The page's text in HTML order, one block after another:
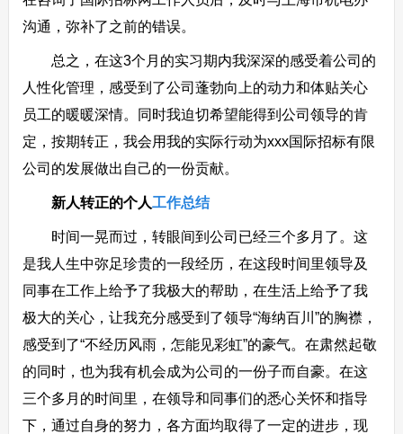
沟通，弥补了之前的错误。
总之，在这3个月的实习期内我深深的感受着公司的
人性化管理，感受到了公司蓬勃向上的动力和体贴关心
员工的暖暖深情。同时我迫切希望能得到公司领导的肯
定，按期转正，我会用我的实际行动为xxx国际招标有限
公司的发展做出自己的一份贡献。
新人转正的个人工作总结
时间一晃而过，转眼间到公司已经三个多月了。这
是我人生中弥足珍贵的一段经历，在这段时间里领导及
同事在工作上给予了我极大的帮助，在生活上给予了我
极大的关心，让我充分感受到了领导“海纳百川”的胸襟，
感受到了“不经历风雨，怎能见彩虹”的豪气。在肃然起敬
的同时，也为我有机会成为公司的一份子而自豪。在这
三个多月的时间里，在领导和同事们的悉心关怀和指导
下，通过自身的努力，各方面均取得了一定的进步，现